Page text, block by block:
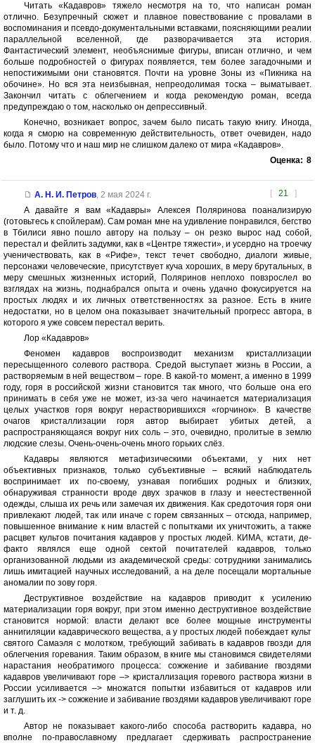
Читать «Кадавров» тяжело несмотря на то, что написан роман
отлично. Безупречный сюжет и плавное повествование с провалами в
воспоминания и псевдо-документальными вставками, поясняющими реалии
параллельной вселенной, где разворачивается эта история.
Фантастический элемент, необъяснимые фигуры, вписан отлично, и чем
больше подробностей о фигурах появляется, тем более загадочными и
непостижимыми они становятся. Почти на уровне Зоны из «Пикника на
обочине». Но вся эта неизбывная, непреодолимая тоска – выматывает.
Закончил читать с облегчением и когда рекомендую роман, всегда
предупреждаю о том, насколько он депрессивный.
Конечно, возникает вопрос, зачем было писать такую книгу. Иногда,
когда я сморю на современную действительность, ответ очевиден, надо
было. Потому что и наш мир не слишком далеко от мира «Кадавров».
Оценка: 8
[ 21 ]
А. Н. И. Петров, 2 мая 2024 г.
А давайте я вам «Кадавры» Алексея Поляринова поанализирую
(готовьтесь к спойлерам). Сам роман мне на удивление понравился, бегство
в Тбилиси явно пошло автору на пользу – он резко вырос над собой,
перестал и фейлить задумки, как в «Центре тяжести», и усердно на троечку
ученичествовать, как в «Рифе», текст течет свободно, диалоги живые,
персонажи человеческие, присутствует куча хороших, в меру брутальных, в
меру смешных жизненных историй, Поляринов неплохо повзрослел во
взглядах на жизнь, поднабрался опыта и очень удачно фокусируется на
простых людях и их личных ответственностях за разное. Есть в книге
недостатки, но в целом она показывает значительный прогресс автора, в
которого я уже совсем перестал верить.
Лор «Кадавров»
Феномен кадавров воспроизводит механизм кристаллизации
пересыщенного солевого раствора. Средой выступает жизнь в России, а
растворяемым в ней веществом – горе. В какой-то момент, а именно в 1999
году, горя в российской жизни становится так много, что больше она его
принимать в себя уже не может, из-за чего начинается материализация
целых участков горя вокруг нерастворившихся «горчинок». В качестве
очагов кристаллизации горя автор выбирает убитых детей, а
распространяющаяся вокруг них соль – это, очевидно, пролитые в землю
людские слезы. Очень-очень-очень много горьких слёз.
Кадавры являются метафизическими объектами, у них нет
объективных признаков, только субъективные – всякий наблюдатель
воспринимает их по-своему, узнавая погибших родных и близких,
обнаруживая странности вроде двух зрачков в глазу и неестественной
одежды, слыша их речь или замечая их движения. Как средоточия горя они
привлекают людей, так или иначе с горем связанных – отсюда, например,
повышенное внимание к ним властей с попытками их уничтожить, а также
расцвет культов почитания кадавров у простых людей. КИМА, кстати, де-
факто являлся еще одной сектой почитателей кадавров, только
организованной людьми из академической среды: сотрудники занимались
лишь имитацией научных исследований, а на деле посещали мортальные
аномалии по зову горя.
Деструктивное воздействие на кадавров приводит к усилению
материализации горя вокруг, при этом именно деструктивное воздействие
становится нормой: власти делают все более мощные инструменты
аннигиляции кадаврического вещества, а у простых людей побеждает культ
святого Самаэля с молотком, требующий забивать в кадавров гвозди для
облегчения горевания. Таким образом, в книге мы становимся свидетелями
нарастания необратимого процесса: сожжение и забивание гвоздями
кадавров увеличивают горе –> кристаллизация горевого раствора жизни в
России усиливается –> множатся попытки избавиться от кадавров или
заглушить их -> сожжение и забивание гвоздями кадавров увеличивают горе
и т. д.
Автор не показывает какого-либо способа растворить кадавра, но
вполне по-православному предлагает сдерживать распространение